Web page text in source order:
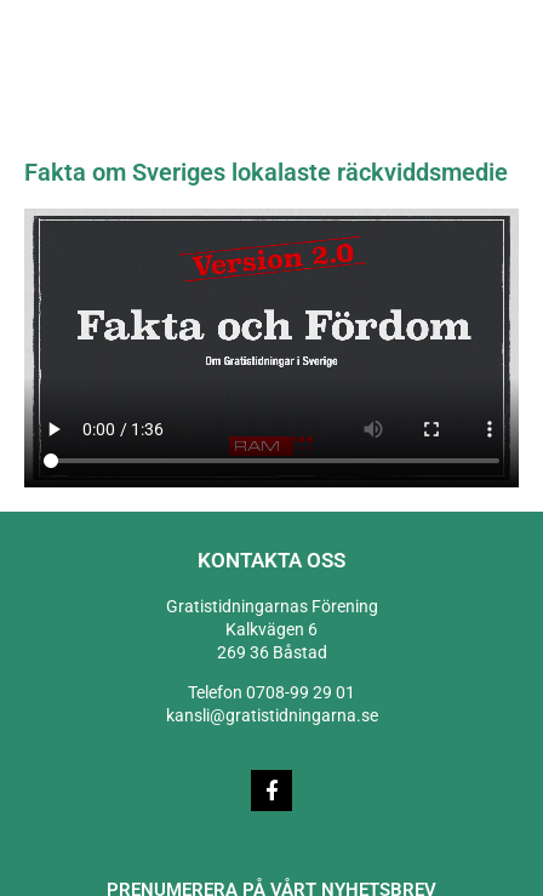
Fakta om Sveriges lokalaste räckviddsmedie
KONTAKTA OSS
Gratistidningarnas Förening
Kalkvägen 6
269 36 Båstad
Telefon 0708-99 29 01
kansli@gratistidningarna.se
PRENUMERERA PÅ VÅRT NYHETSBREV